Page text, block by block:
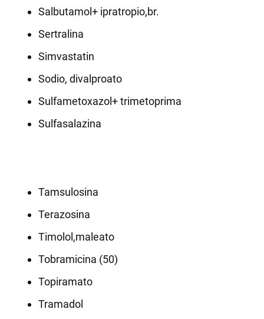
Salbutamol+ ipratropio,br.
Sertralina
Simvastatin
Sodio, divalproato
Sulfametoxazol+ trimetoprima
Sulfasalazina
Tamsulosina
Terazosina
Timolol,maleato
Tobramicina (50)
Topiramato
Tramadol